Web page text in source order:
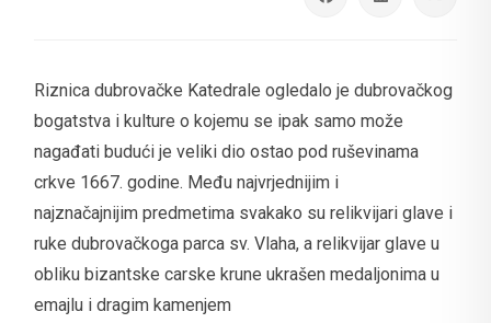
Riznica dubrovačke Katedrale ogledalo je dubrovačkog
bogatstva i kulture o kojemu se ipak samo može
nagađati budući je veliki dio ostao pod ruševinama
crkve 1667. godine. Među najvrjednijim i
najznačajnijim predmetima svakako su relikvijari glave i
ruke dubrovačkoga parca sv. Vlaha, a relikvijar glave u
obliku bizantske carske krune ukrašen medaljonima u
emajlu i dragim kamenjem